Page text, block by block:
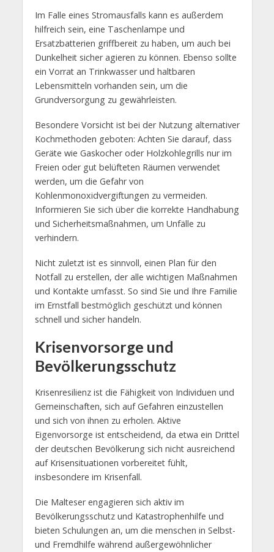
Im Falle eines Stromausfalls kann es außerdem
hilfreich sein, eine Taschenlampe und
Ersatzbatterien griffbereit zu haben, um auch bei
Dunkelheit sicher agieren zu können. Ebenso sollte
ein Vorrat an Trinkwasser und haltbaren
Lebensmitteln vorhanden sein, um die
Grundversorgung zu gewährleisten.
Besondere Vorsicht ist bei der Nutzung alternativer
Kochmethoden geboten: Achten Sie darauf, dass
Geräte wie Gaskocher oder Holzkohlegrills nur im
Freien oder gut belüfteten Räumen verwendet
werden, um die Gefahr von
Kohlenmonoxidvergiftungen zu vermeiden.
Informieren Sie sich über die korrekte Handhabung
und Sicherheitsmaßnahmen, um Unfälle zu
verhindern.
Nicht zuletzt ist es sinnvoll, einen Plan für den
Notfall zu erstellen, der alle wichtigen Maßnahmen
und Kontakte umfasst. So sind Sie und Ihre Familie
im Ernstfall bestmöglich geschützt und können
schnell und sicher handeln.
Krisenvorsorge und
Bevölkerungs­schutz
Krisenresilienz ist die Fähigkeit von Individuen und
Gemeinschaften, sich auf Gefahren einzustellen
und sich von ihnen zu erholen. Aktive
Eigenvorsorge ist entscheidend, da etwa ein Drittel
der deutschen Bevölkerung sich nicht ausreichend
auf Krisensituationen vorbereitet fühlt,
insbesondere im Krisenfall.
Die Malteser engagieren sich aktiv im
Bevölkerungsschutz und Katastrophenhilfe und
bieten Schulungen an, um die menschen in Selbst-
und Fremdhilfe während außergewöhnlicher